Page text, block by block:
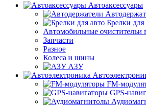
Автоаксессуары
Брелки для
Автомобильные очистительи
Запчасти
Разное
Колеса и шины
АЗУ
FM-
GPS-